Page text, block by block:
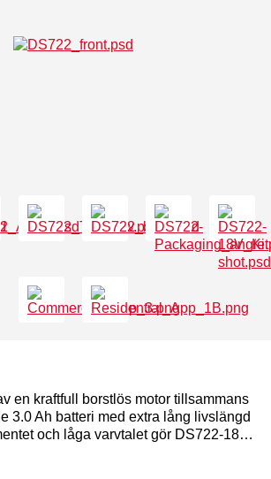
en kraftfull borstlös motor tillsammans
3.0 Ah batteri med extra lång livslängd
och låga varvtalet gör DS722-18V
för tyngre applikationer. Förutom
18V SENCOs patenterade Corner-Fit